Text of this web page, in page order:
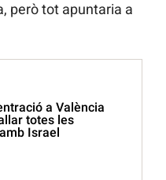
però tot apuntaria a
a València
totes les
Israel